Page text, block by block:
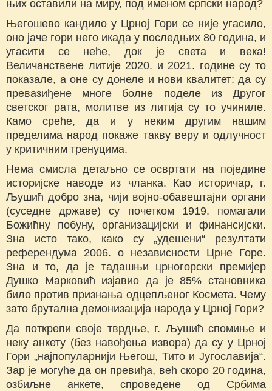
њих оставили на миру, под именом српски народ?
Његошево кандило у Црној Гори се није угасило,
оно јаче гори него икада у последњих 80 година, и
угасити се неће, док је света и века!
Величанствене литије 2020. и 2021. године су то
показале, а оне су донеле и нови квалитет: да су
превазиђене многе болне поделе из Другог
светског рата, молитве из литија су то учиниле.
Камо среће, да и у неким другим нашим
пределима народ покаже такву веру и одлучност
у критичним тренуцима.
Нема смисла детаљно се освртати на поједине
историјске наводе из чланка. Као историчар, г.
Љушић добро зна, чији војно-обавештајни органи
(суседне државе) су почетком 1919. помагали
Божићну побуну, организацијски и финансијски.
Зна исто тако, како су „удешени“ резултати
референдума 2006. о независности Црне Горе.
Зна и то, да је тадашњи црногорски премијер
Душко Марковић изјавио да је 85% становника
било против признања одцепљеног Космета. Чему
зато брутална демонизација народа у Црној Гори?
Дa поткрепи своје тврдње, г. Љушић спомиње и
неку анкету (без навођења извора) да су у Црној
Гори „најпопуларнији Његош, Тито и Југославија“.
Зар је могуће да он превиђа, већ скоро 20 година,
озбиљне анкете, спроведене од Србима